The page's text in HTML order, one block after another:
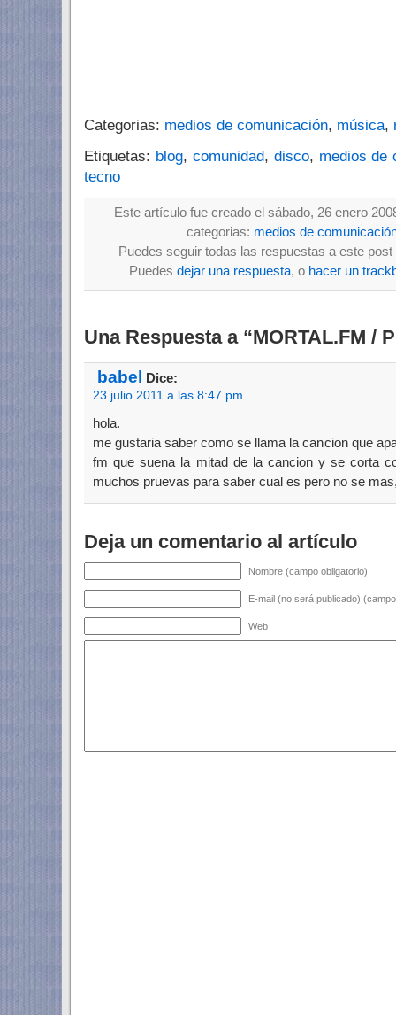
Categorias: medios de comunicación, música,
Etiquetas: blog, comunidad, disco, medios de
tecno
Este artículo fue creado el sábado, 26 enero
categorias: medios de
Puedes seguir todas las respuestas a este
Puedes dejar una respuesta, o hacer un
Una Respuesta a “MORTAL.FM /
babel Dice:
23 julio 2011 a las 8:47 pm
hola.
me gustaria saber como se llama la cancion que
fm que suena la mitad de la cancion y se corta
muchos pruevas para saber cual es pero no se
Deja un comentario al artículo
Nombre (campo obligatorio)
E-mail (no será publicado)
Web